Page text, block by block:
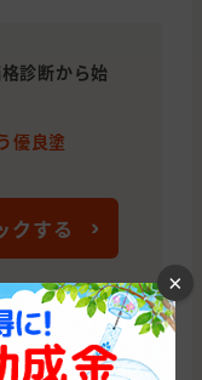
診断から始
優良塗
クする
装会社
×